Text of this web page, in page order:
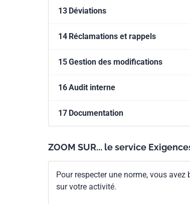
13 Déviations
14 Réclamations et rappels
15Gestion des modifications
16Audit interne
17 Documentation
ZOOM SUR... le service
Pour respecter une norme, vous
sur votre activité.